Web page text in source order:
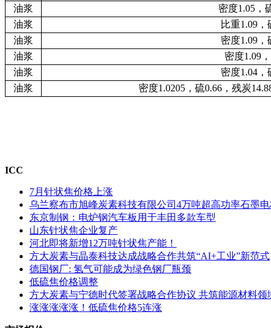
油浆
密度1.05，
油浆
比重1.09，
油浆
密度1.09，
油浆
密度1.09
油浆
密度1.04，
油浆
密度1.0205，硫0.66，残炭
ICC
7月针状焦价格上涨
乌兰察布市旭峰炭素科技有限公司4万吨超高功率石墨电
东京制钢：电炉钢汽车板用于丰田多款车型
山东针状焦企业复产
河北即将新增12万吨针状焦产能！
方大炭素与晶泰科技达成战略合作共筑“AI+工业”新范式
德国钢厂: 氢气可能成为绿色钢厂瓶颈
低硫焦价格调整
方大炭素与宁德时代签署战略合作协议 共筑能源材料领
涨涨涨涨涨！低硫焦价格5连涨